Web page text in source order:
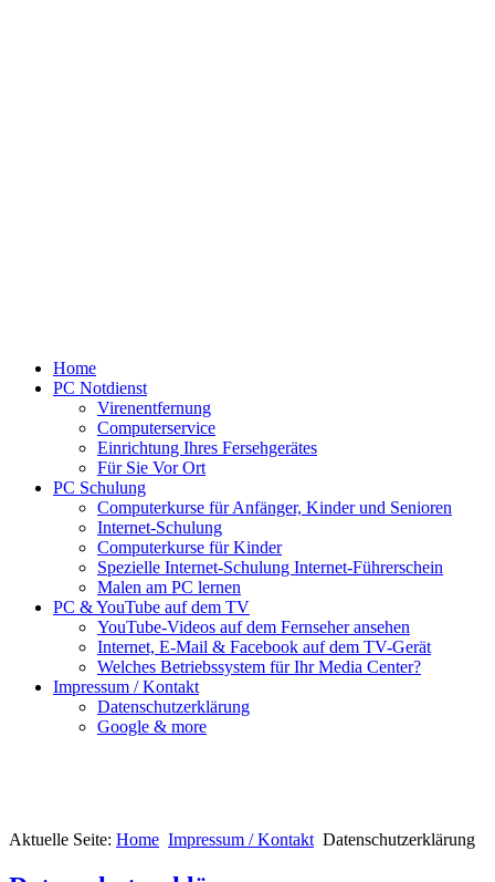
Home
PC Notdienst
Virenentfernung
Computerservice
Einrichtung Ihres Fersehgerätes
Für Sie Vor Ort
PC Schulung
Computerkurse für Anfänger, Kinder und Senioren
Internet-Schulung
Computerkurse für Kinder
Spezielle Internet-Schulung Internet-Führerschein
Malen am PC lernen
PC & YouTube auf dem TV
YouTube-Videos auf dem Fernseher ansehen
Internet, E-Mail & Facebook auf dem TV-Gerät
Welches Betriebssystem für Ihr Media Center?
Impressum / Kontakt
Datenschutzerklärung
Google & more
Aktuelle Seite: Home Impressum / Kontakt Datenschutzerklärung